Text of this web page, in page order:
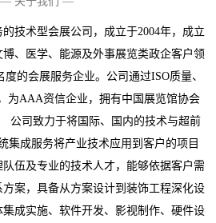
技术型会展公司，成立于2004年，成立
、医学、能源及外事展览类政企客户领
的会展服务企业。公司通过ISO质量、
为AAA资信企业，拥有中国展览馆协会
公司致力于将国际、国内的技术与超前
集成服务将产业技术应用到客户的项目
伍及专业的技术人才，能够依据客户需
案，具备从方案设计到装饰工程深化设
成实施、软件开发、影视制作、硬件设